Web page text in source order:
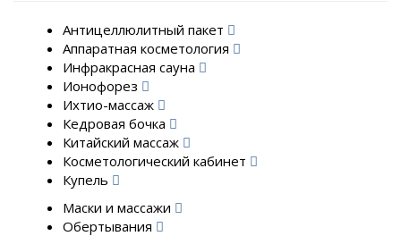
Антицеллюлитный пакет
Аппаратная косметология
Инфракрасная сауна
Ионофорез
Ихтио-массаж
Кедровая бочка
Китайский массаж
Косметологический кабинет
Купель
Маски и массажи
Обертывания